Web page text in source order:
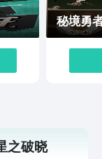
秘境勇
之破晓